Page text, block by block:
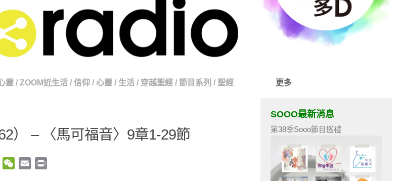
靈 / ZOOM近生活 / 信仰 / 心靈 / 生活 / 穿越聖經 / 節目系列 / 聖經
） – 〈馬可福音〉9章1-29節
Line WeChat
Email
更多
SOOO最新消息
第38季Sooo節目巡禮